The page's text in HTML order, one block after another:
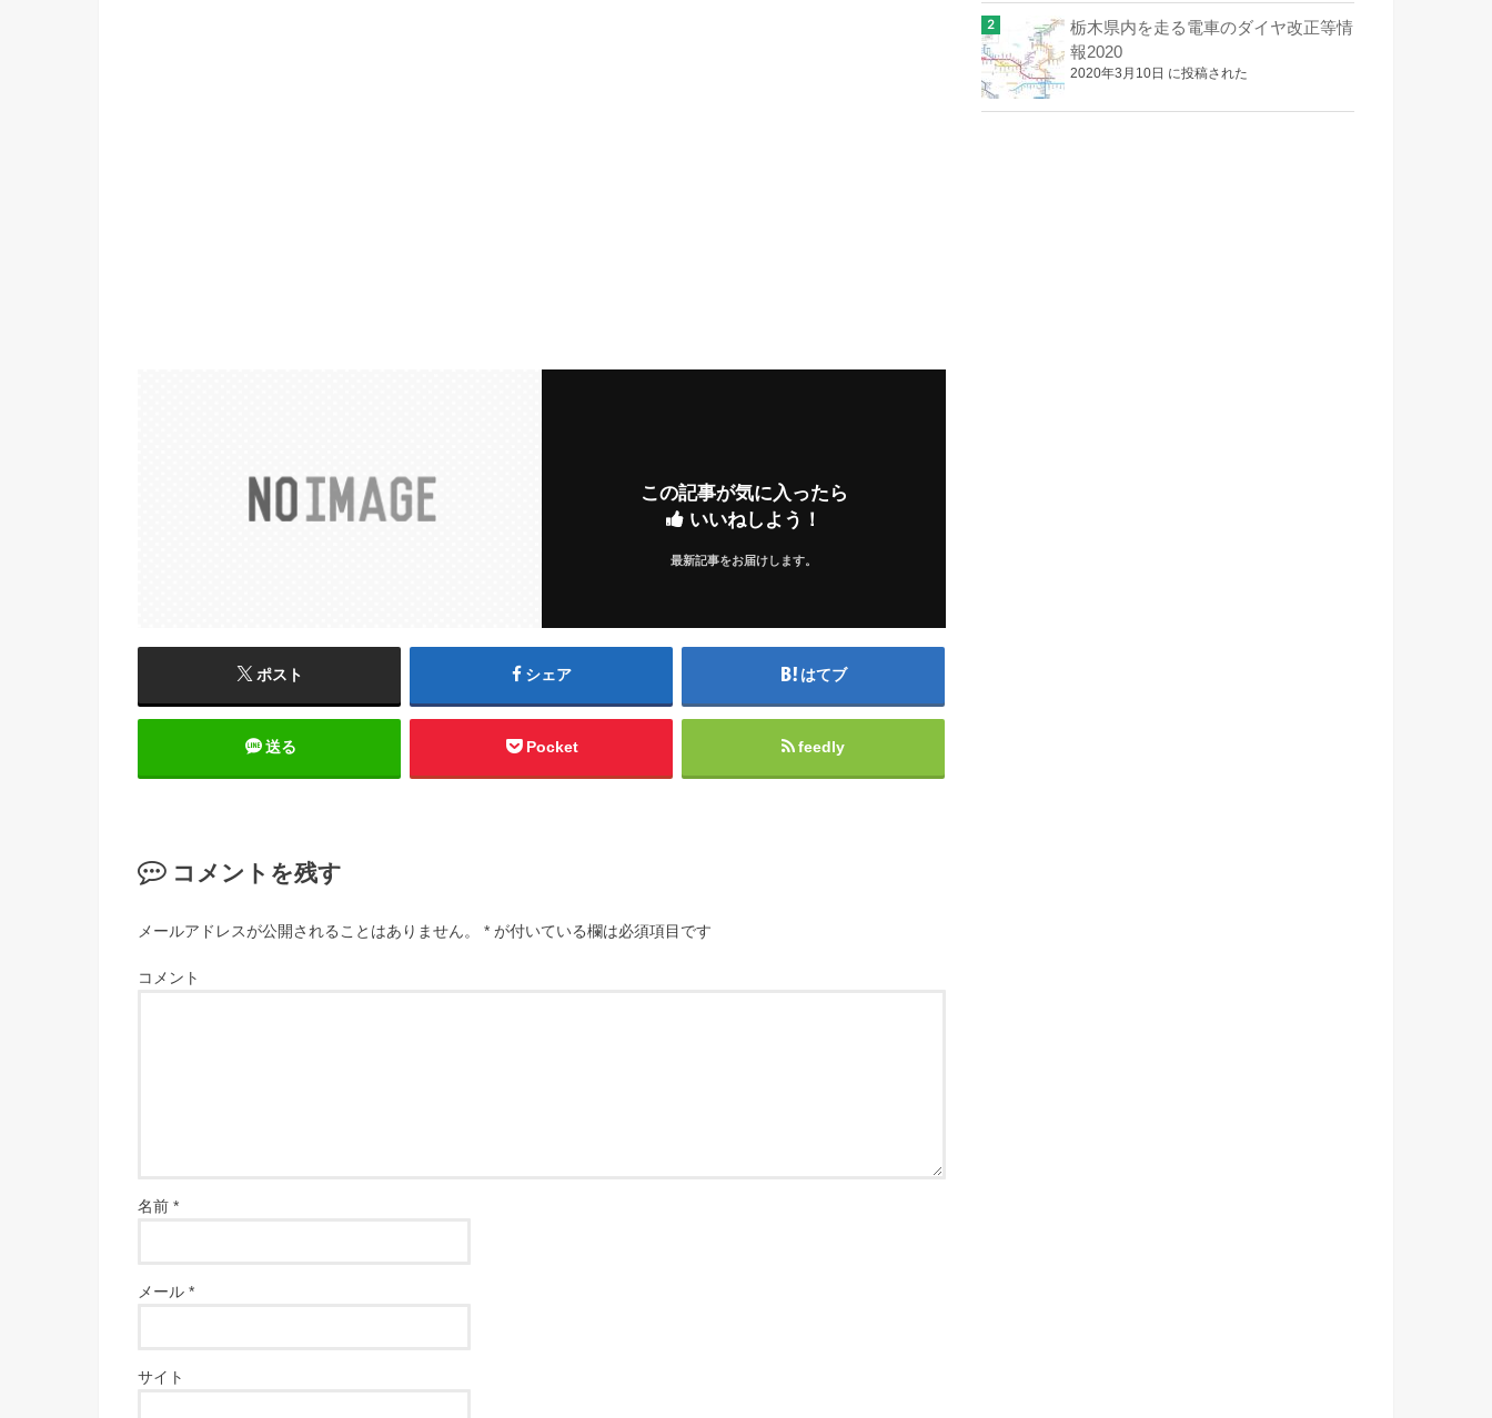
この記事が気に入ったら
いいねしよう！
最新記事をお届けします。
ポスト シェア はてブ
送る Pocket feedly
コメントを残す
メールアドレスが公開されることはありません。 * が付いている欄は必須項目です
コメント
名前 *
メール *
サイト
栃木県内を走る電車のダイヤ改正等情
報2020
2020年3月10日 に投稿された